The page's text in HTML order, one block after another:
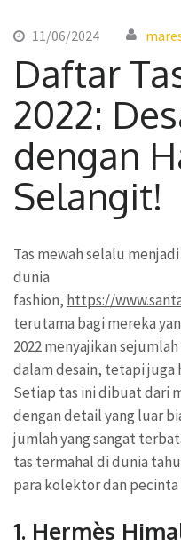
11/06/2024
Daftar
2022:
dengan
Selangit!
Tas mewah selalu
dunia
fashion, https://
terutama bagi mereka
2022 menyajikan
dalam desain, tetapi juga
Setiap tas ini dibuat dari
dengan detail yang luar
jumlah yang sangat
tas termahal di dunia
para kolektor dan pecinta
1. Hermès